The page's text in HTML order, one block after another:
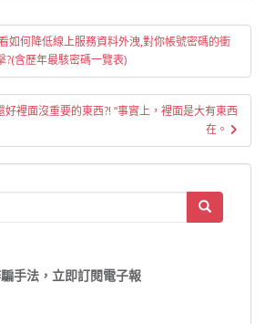
如何降低線上服務資料外洩,對你帳號密碼的衝
?(含歷年最駭密碼一覽表)
好裡面沒重要的東西?! “事實上，裡面是大有東西
在。
手法，立即訂閱電子報